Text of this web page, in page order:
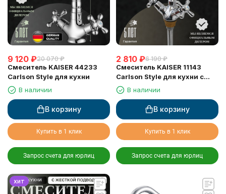
9 120 ₽20 070 ₽
Смеситель KAISER 44233
Carlson Style для кухни
В наличии
В корзину
Купить в 1 клик
Запрос счета для юрлиц
2 810 ₽6 190 ₽
Смеситель KAISER 11143
Carlson Style для кухни с
жесткой подводкой
В наличии
В корзину
Купить в 1 клик
Запрос счета для юрлиц
хит